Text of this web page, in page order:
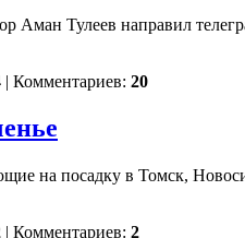
Аман Тулеев направил
| Комментариев: 20
на посадку в Томск,
| Комментариев: 2